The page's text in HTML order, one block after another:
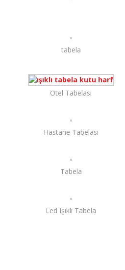
tabela
Otel Tabelası
Hastane Tabelası
Tabela
Led Işıklı Tabela